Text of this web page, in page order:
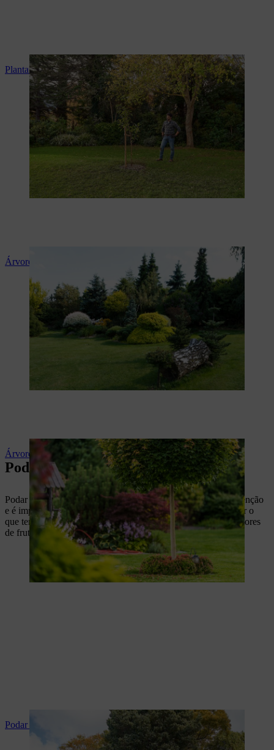
Plantar uma árvore
Árvores de folha persistente
Árvores para espaços verdes pequenos
Podar árvores corretamente
Podar as árvores de forma profissional faz parte da sua manutenção
e é importante para que cresçam com saúde. Aqui fica a saber o
que tem de ter em conta e quais são as particularidades das árvores
de fruto.
Podar árvores